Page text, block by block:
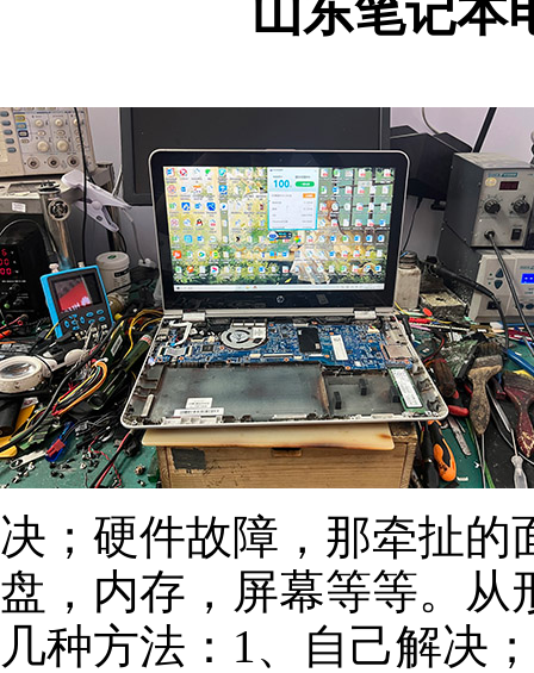
山东笔记本
决；硬件故障，那牵扯的
盘，内存，屏幕等等。从
几种方法：1、自己解决